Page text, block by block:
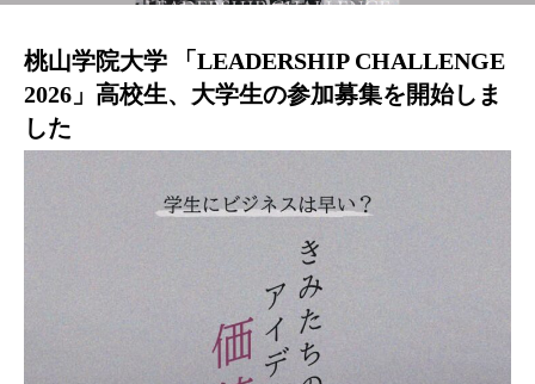
桃山学院大学 「LEADERSHIP CHALLENGE
2026」高校生、大学生の参加募集を開始しま
した